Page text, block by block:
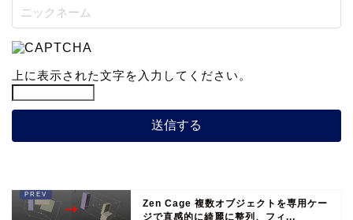
上に表示された文字を入力してください。
Zen Cage 複数オブジェクトを専用ケー
ジで直感的に綺麗に整列、フィ...